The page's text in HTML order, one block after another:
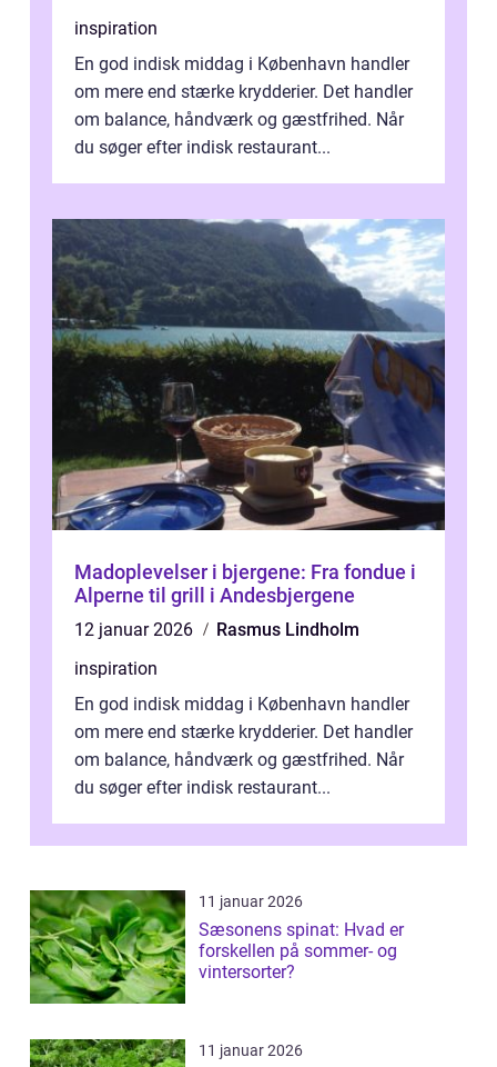
inspiration
En god indisk middag i København handler
om mere end stærke krydderier. Det handler
om balance, håndværk og gæstfrihed. Når
du søger efter indisk restaurant...
Madoplevelser i bjergene: Fra fondue i
Alperne til grill i Andesbjergene
12 januar 2026
Rasmus Lindholm
inspiration
En god indisk middag i København handler
om mere end stærke krydderier. Det handler
om balance, håndværk og gæstfrihed. Når
du søger efter indisk restaurant...
11 januar 2026
Sæsonens spinat: Hvad er
forskellen på sommer- og
vintersorter?
11 januar 2026